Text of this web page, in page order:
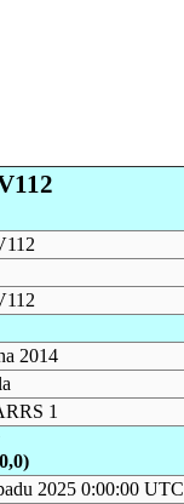
2014
1
2025 0:00:00 UTC